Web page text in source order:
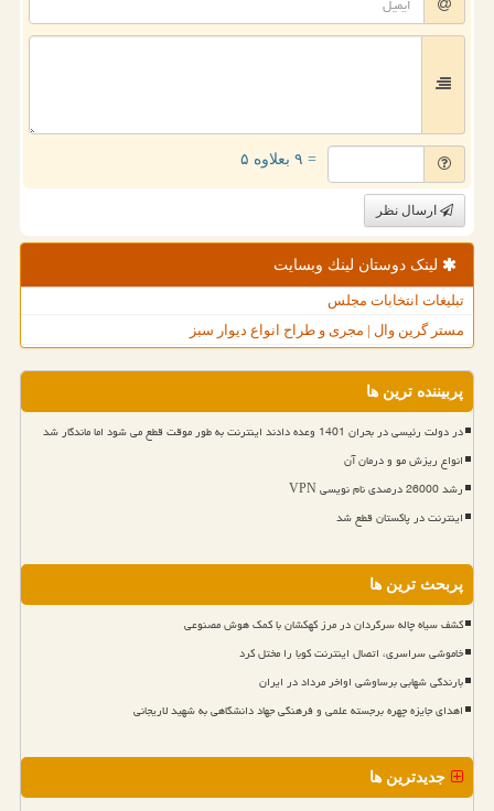
= ۹ بعلاوه ۵
ارسال نظر
لینک دوستان لینك وبسایت
تبلیغات انتخابات مجلس
مستر گرین وال | مجری و طراح انواع دیوار سبز
پربیننده ترین ها
در دولت رئیسی در بحران 1401 وعده دادند اینترنت به طور موقت قطع می شود اما ماندگار شد
انواع ریزش مو و درمان آن
رشد 26000 درصدی نام نویسی VPN
اینترنت در پاکستان قطع شد
پربحث ترین ها
کشف سیاه چاله سرگردان در مرز کهکشان با کمک هوش مصنوعی
خاموشی سراسری، اتصال اینترنت کوبا را مختل کرد
بارندگی شهابی برساوشی اواخر مرداد در ایران
اهدای جایزه چهره برجسته علمی و فرهنگی جهاد دانشگاهی به شهید لاریجانی
جدیدترین ها